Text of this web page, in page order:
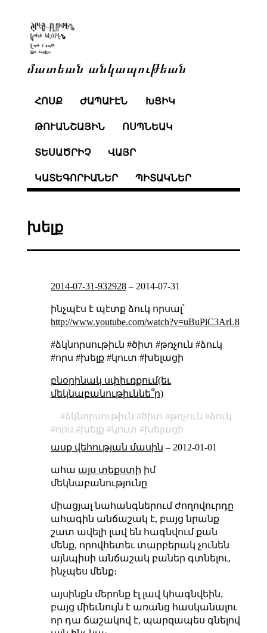
մատեան անկապութեան
ՀՈՍՔ ԺԱՊԱՒԷՆ ԽՑԻԿ
ԹՈՒԱՆՇԱՅԻՆ ՈՍՊՆԵԱԿ
ՏԵՍԱԾՐԻՉ ՎԱՅՐ
ԿԱՏԵԳՈՐԻԱՆԵՐ ՊԻՏԱԿՆԵՐ
խելք
2014-07-31-932928– 2014-07-31
ինչպէս է պէտք ձուկ որսալ՝
http://www.youtube.com/watch?v=uBuPiC3ArL8
#ձկնորսութիւն #ծիտ #թռչուն #ձուկ
#որս #խելք #կուտ #խելացի
բնօրինակ սփիւռքում(եւ
մեկնաբանութիւննե՞ր)
ձկնորսութիւն ծիտ թռչուն
ձուկ
որս
խելք կուտ
խելացի
ասք վեհության մասին – 2012-01-01
ահա այս տեքստի իմ
մեկնաբանությունը
միացյալ նահանգներում ժողովուրդը
ահագին անճաշակ է, բայց նրանք
շատ ավելի լավ են հագնվում քան
մենք, որովհետեւ տարբերակ չունեն
այնպիսի անճաշակ բաներ գտնելու,
ինչպես մենք։
այսինքն մերոնք էլ լավ կհագնվեին,
բայց միեւնույն է առանց հասկանալու
որ դա ճաշակով է, պարզապես գնելով